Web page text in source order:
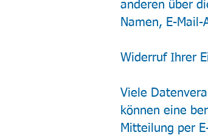
anderen über
Namen, E-
​Widerruf Ihrer
Viele
können eine
Mitteilung per